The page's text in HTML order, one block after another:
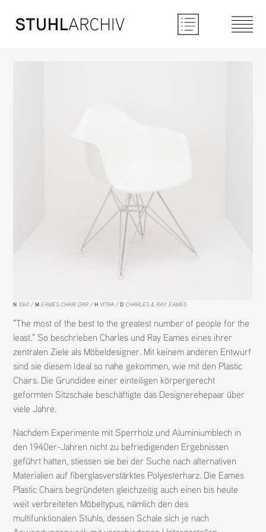
N 1060 M EAMES CHAIR DAR H VITRA D CHARLES & RAY EAMES
"The most of the best to the greatest number of people for the
least." So beschrieben Charles und Ray Eames eines ihrer
zentralen Ziele als Möbeldesigner. Mit keinem anderen Entwurf
sind sie diesem Ideal so nahe gekommen, wie mit den Plastic
Chairs. Die Grundidee einer einteiligen körpergerecht
geformten Sitzschale beschäftigte das Designerehepaar über
viele Jahre.
Nachdem Experimente mit Sperrholz und Aluminiumblech in
den 1940er-Jahren nicht zu befriedigenden Ergebnissen
geführt hatten, stiessen sie bei der Suche nach alternativen
Materialien auf fiberglasverstärktes Polyesterharz. Die Eames
Plastic Chairs begründeten gleichzeitig auch einen bis heute
weit verbreiteten Möbeltypus, nämlich den des
multifunktionalen Stuhls, dessen Schale sich je nach